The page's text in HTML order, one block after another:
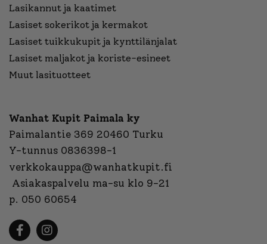
Lasikannut ja kaatimet
Lasiset sokerikot ja kermakot
Lasiset tuikkukupit ja kynttilänjalat
Lasiset maljakot ja koriste-esineet
Muut lasituotteet
Wanhat Kupit Paimala ky
Paimalantie 369 20460 Turku
Y-tunnus 0836398-1
verkkokauppa@wanhatkupit.fi
Asiakaspalvelu ma-su klo 9-21
p. 050 60654